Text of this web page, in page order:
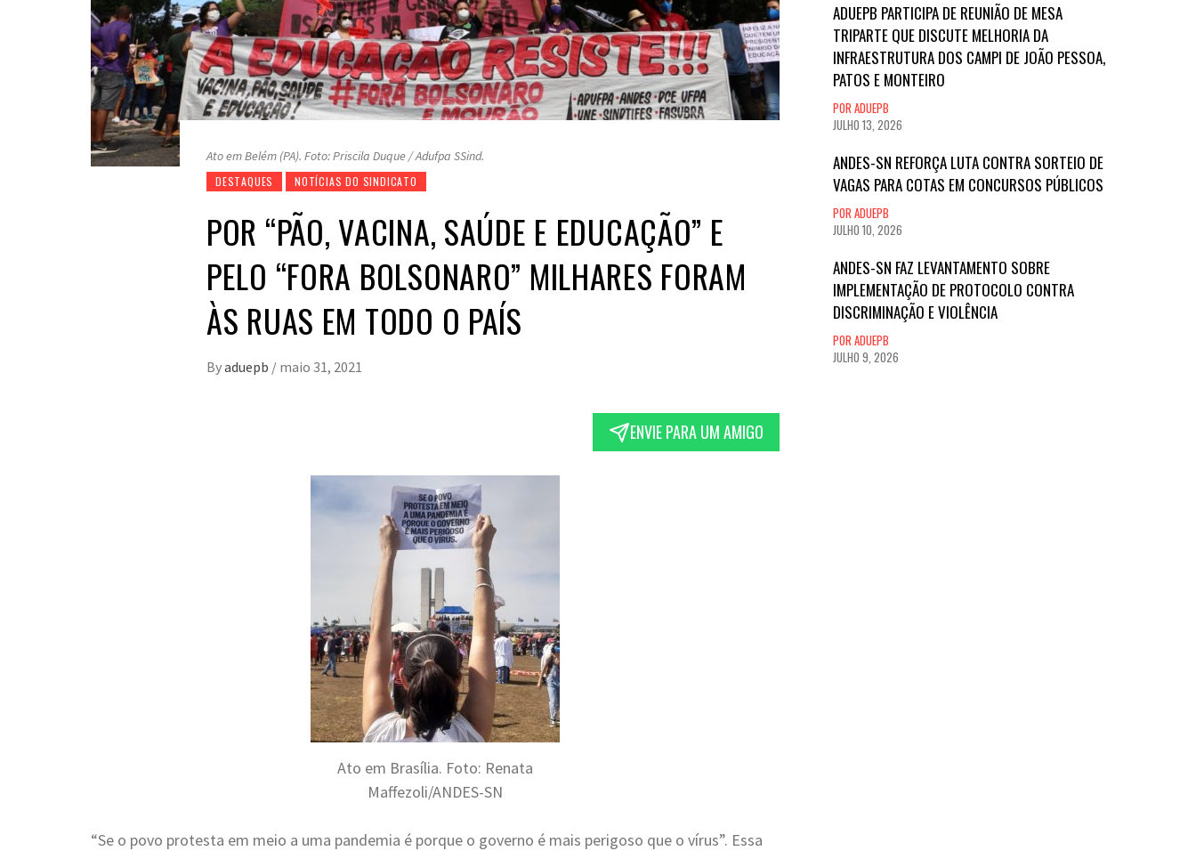
Ato em Belém (PA). Foto: Priscila Duque / Adufpa SSind.
DESTAQUES NOTÍCIAS DO SINDICATO
POR “PÃO, VACINA, SAÚDE E EDUCAÇÃO” E
PELO “FORA BOLSONARO” MILHARES FORAM
ÀS RUAS EM TODO O PAÍS
Byaduepb / maio 31, 2021
ENVIE PARA UM AMIGO
Ato em Brasília. Foto: Renata
Maffezoli/ANDES-SN
“Se o povo protesta em meio a uma pandemia é porque o governo é mais perigoso que o vírus”. Essa
ADUEPB PARTICIPA DE REUNIÃO DE MESA
TRIPARTE QUE DISCUTE MELHORIA DA
INFRAESTRUTURA DOS CAMPI DE JOÃO PESSOA,
PATOS E MONTEIRO
POR ADUEPB
JULHO 13, 2026
ANDES-SN REFORÇA LUTA CONTRA SORTEIO DE
VAGAS PARA COTAS EM CONCURSOS PÚBLICOS
POR ADUEPB
JULHO 10, 2026
ANDES-SN FAZ LEVANTAMENTO SOBRE
IMPLEMENTAÇÃO DE PROTOCOLO CONTRA
DISCRIMINAÇÃO E VIOLÊNCIA
POR ADUEPB
JULHO 9, 2026